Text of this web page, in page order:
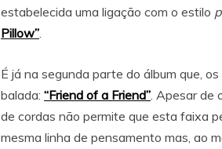
estabelecida uma ligação com o estilo
Pillow”
É já na segunda parte do álbum que,
balada: “Friend of a Friend” . Apesar
de cordas não permite que esta faixa
mesma linha de pensamento mas, ao